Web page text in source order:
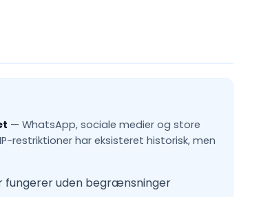
— WhatsApp, sociale medier og store
restriktioner har eksisteret historisk, men
fungerer uden begrænsninger